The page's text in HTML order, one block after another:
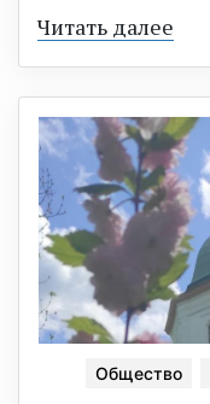
Читать далее
Общество